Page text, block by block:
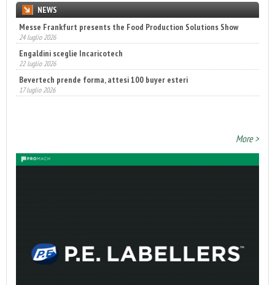
NEWS
Engaldini sceglie Incaricotech
22 luglio 2026
Bevertech prende forma, attesi 100 buyer esteri
17 luglio 2026
Fatturato record per l'industria cosmetica in Italia
10 luglio 2026
More >